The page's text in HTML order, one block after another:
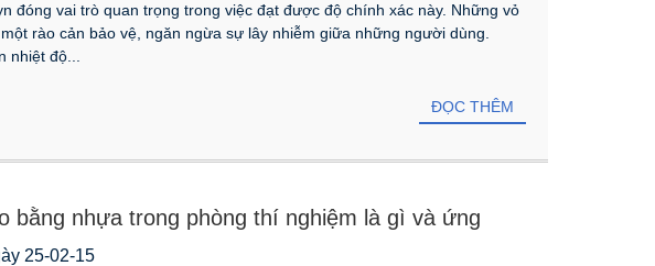
đóng vai trò quan trọng trong việc đạt được độ chính xác này. Những vỏ
rào cản bảo vệ, ngăn ngừa sự lây nhiễm giữa những người dùng.
nhiệt độ...
ĐỌC THÊM
bằng nhựa trong phòng thí nghiệm là gì và ứng
25-02-15